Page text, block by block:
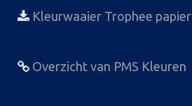
Kleurwaaier Trophee papier
Overzicht van PMS Kleuren